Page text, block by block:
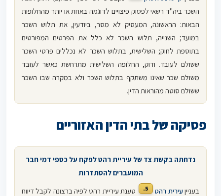
השכר ביה"ד רשאי לפסוק פיצויים לדוגמה באחת או יותר מהחלופות
הבאות: הראשונה, המעסיק לא מסר, ביודעין, את תלוש השכר
במועד; השנייה, תלוש השכר לא כלל את הפרטים המפורטים
בתוספת לחוק; השלישית, בתלוש השכר לא נכללים פרטי השכר
ששולם לעובד. ודוק, החלופה השלישית מתרחשת כאשר לעובד
משולם שכר שאינו משתקף בתלוש השכר ולא במקרה שבו השכר
ששולם סוטה מהוראות הדין.
פסיקה של בתי הדין האזוריים
נדחתה בקשת צד של עיריית רהט לפקח על כספי דמי חבר
המועברים להסתדרות
בענייןעירית רהט 5.
טענת עיריית רהט לפיה ברצונה לקבל דיווח